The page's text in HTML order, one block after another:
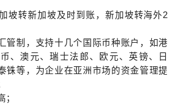
坡转新加坡及时到账，新加坡转海外2
管制，支持十几个国际币种账户，如港
、澳元、瑞士法郎、欧元、英镑、日
铢等，为企业在亚洲市场的资金管理提
；